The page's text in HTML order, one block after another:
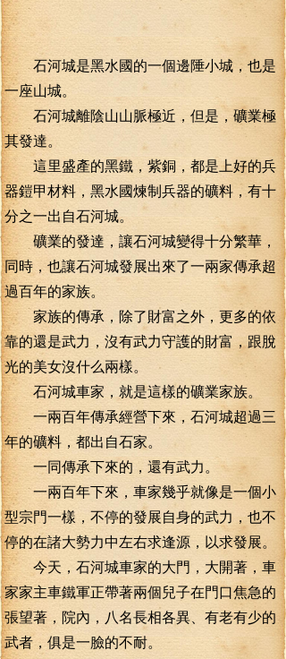
石河城是黑水國的一個邊陲小城，也是
一座山城。
石河城離陰山山脈極近，但是，礦業極
其發達。
這里盛產的黑鐵，紫銅，都是上好的兵
器鎧甲材料，黑水國煉制兵器的礦料，有十
分之一出自石河城。
礦業的發達，讓石河城變得十分繁華，
同時，也讓石河城發展出來了一兩家傳承超
過百年的家族。
家族的傳承，除了財富之外，更多的依
靠的還是武力，沒有武力守護的財富，跟脫
光的美女沒什么兩樣。
石河城車家，就是這樣的礦業家族。
一兩百年傳承經營下來，石河城超過三
年的礦料，都出自石家。
一同傳承下來的，還有武力。
一兩百年下來，車家幾乎就像是一個小
型宗門一樣，不停的發展自身的武力，也不
停的在諸大勢力中左右求逢源，以求發展。
今天，石河城車家的大門，大開著，車
家家主車鐵軍正帶著兩個兒子在門口焦急的
張望著，院內，八名長相各異、有老有少的
武者，俱是一臉的不耐。